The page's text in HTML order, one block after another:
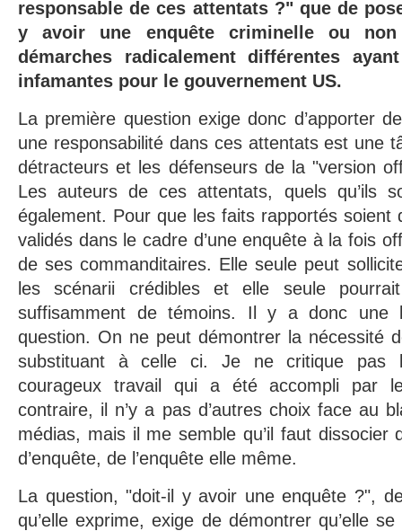
responsable de ces attentats ?" que de
y avoir une enquête criminelle ou
démarches radicalement différentes
infamantes pour le gouvernement US.
La première question exige donc d’apporter
une responsabilité dans ces attentats est une
détracteurs et les défenseurs de la "version
Les auteurs de ces attentats, quels qu’ils
également. Pour que les faits rapportés soient
validés dans le cadre d’une enquête à la fois
de ses commanditaires. Elle seule peut
les scénarii crédibles et elle seule
suffisamment de témoins. Il y a donc une
question. On ne peut démontrer la nécessité
substituant à celle ci. Je ne critique pas
courageux travail qui a été accompli par
contraire, il n’y a pas d’autres choix face au
médias, mais il me semble qu’il faut dissocier
d’enquête, de l’enquête elle même.
La question, "doit-il y avoir une enquête ?",
qu’elle exprime, exige de démontrer qu’elle se